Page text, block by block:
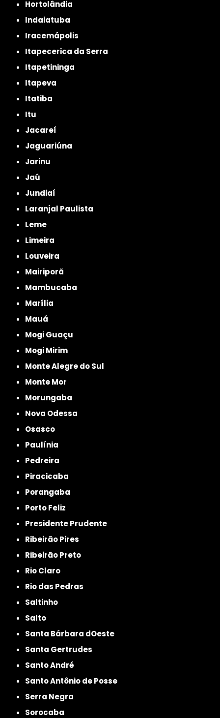
Hortolândia
Indaiatuba
Iracemápolis
Itapecerica da Serra
Itapetininga
Itapeva
Itatiba
Itu
Jacareí
Jaguariúna
Jarinu
Jaú
Jundiaí
Laranjal Paulista
Leme
Limeira
Louveira
Mairiporã
Mambucaba
Marília
Mauá
Mogi Guaçu
Mogi Mirim
Monte Alegre do Sul
Monte Mor
Morungaba
Nova Odessa
Osasco
Paulínia
Pedreira
Piracicaba
Porangaba
Porto Feliz
Presidente Prudente
Ribeirão Pires
Ribeirão Preto
Rio Claro
Rio das Pedras
Saltinho
Salto
Santa Bárbara dOeste
Santa Gertrudes
Santo André
Santo Antônio de Posse
Serra Negra
Sorocaba